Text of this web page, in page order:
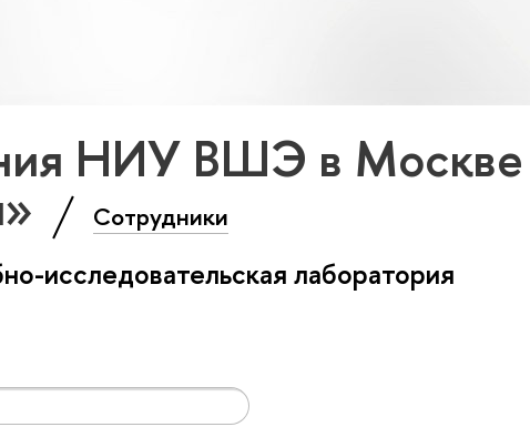
НИУ ВШЭ в Москве
Сотрудники
исследовательская лаборатория